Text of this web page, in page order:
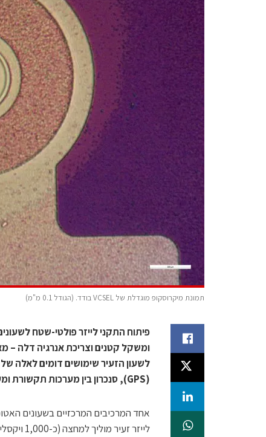
תמונת מיקרוסקופ מוגדלת של VCSEL בודד. (הגודל 0.1 מ"מ)
פיתוח התקני לייזר פולטי-שטח
ומשקל קטנים וצריכת אנרגיה דלה –
לשעון הזעיר שימושים דומים לאלה
(GPS), סנכרון בין מערכות תקשורת ומערכות מחשוב.
לייזר